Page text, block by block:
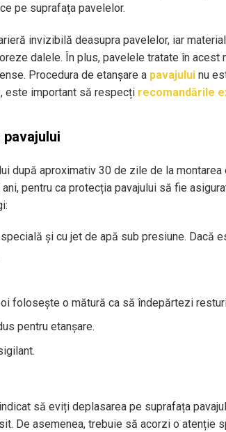
pe suprafața pavelelor.
invizibilă deasupra pavelelor, iar
dalele. În plus, pavelele tratate în acest
Procedura de etanșare a pavajului nu
este important să respecți recomandările
după aproximativ 30 de zile de la
pentru ca protecția pavajului să fie
și cu jet de apă sub presiune. Dacă
folosește o mătură ca să îndepărtezi
pentru etanșare.
să eviți deplasarea pe suprafața
De asemenea, trebuie să acorzi o atenție